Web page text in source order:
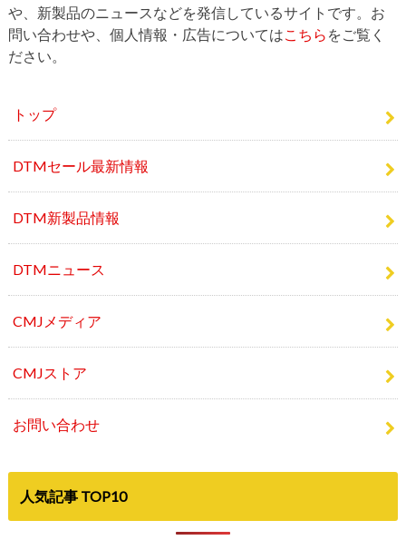
や、新製品のニュースなどを発信しているサイトです。お
問い合わせや、個人情報・広告についてはこちら をご覧く
ださい。
トップ
DTMセール最新情報
DTM新製品情報
DTMニュース
CMJメディア
CMJストア
お問い合わせ
人気記事 TOP10